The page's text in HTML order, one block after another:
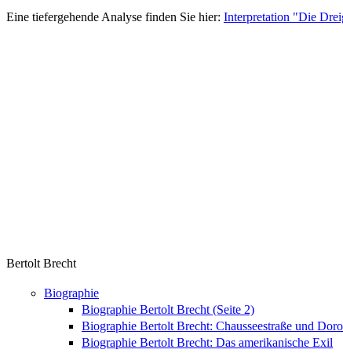
Eine tiefergehende Analyse finden Sie hier: Interpretation "Die
Bertolt Brecht
Biographie
Biographie Bertolt Brecht (Seite 2)
Biographie Bertolt Brecht: Chausseestraße und
Biographie Bertolt Brecht: Das amerikanische Exil